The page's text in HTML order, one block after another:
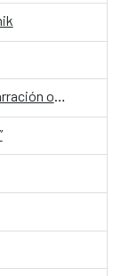
Laboratorio «Ficciones biográficas en narración oral»